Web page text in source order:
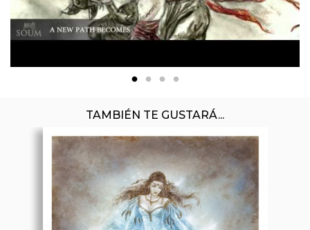
TAMBIÉN TE GUSTARÁ...